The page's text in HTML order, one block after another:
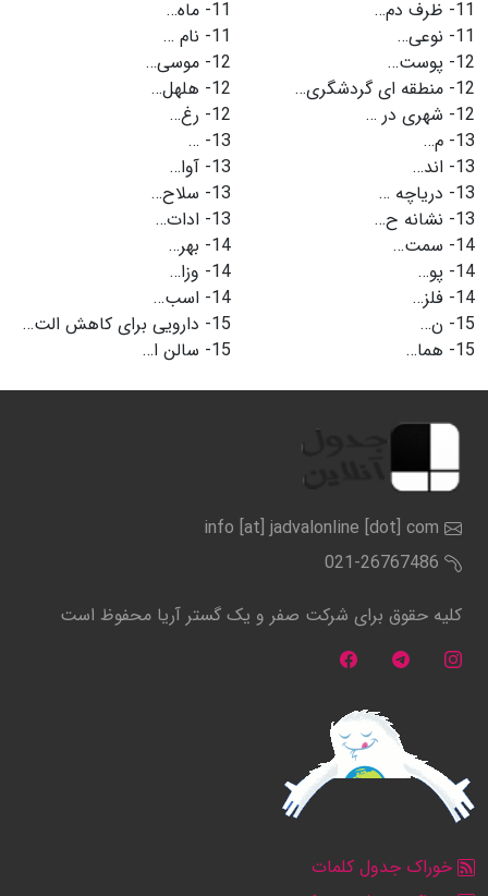
11- ظرف دم…
11- نوعی…
12- پوست…
12- منطقه ای گردشگری…
12- شهری در …
13- م…
13- اند…
13- دریاچه …
13- نشانه ح…
14- سمت…
14- پو…
14- فلز…
15- ن…
15- هما…
11- ماه…
11- نام …
12- موسی…
12- هلهل…
12- رغ…
13-
…
13- آوا…
13- سلاح…
13- ادات…
14- بهر…
14- وزا…
14- اسب…
15- دارویی برای کاهش الت…
15- سالن ا…
info [at] jadvalonline [dot] com
021-26767486
کلیه حقوق برای شرکت صفر و یک گستر آریا محفوظ است
خوراک جدول کلمات